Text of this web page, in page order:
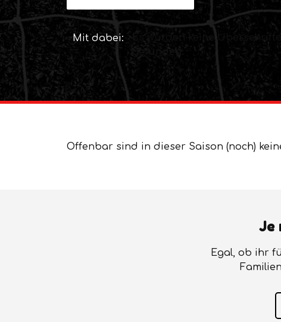
Mit dabei:
Es wurden keine
gefunden.
Offenbar sind in dieser Saison (noch)
Je
Egal, ob ihr